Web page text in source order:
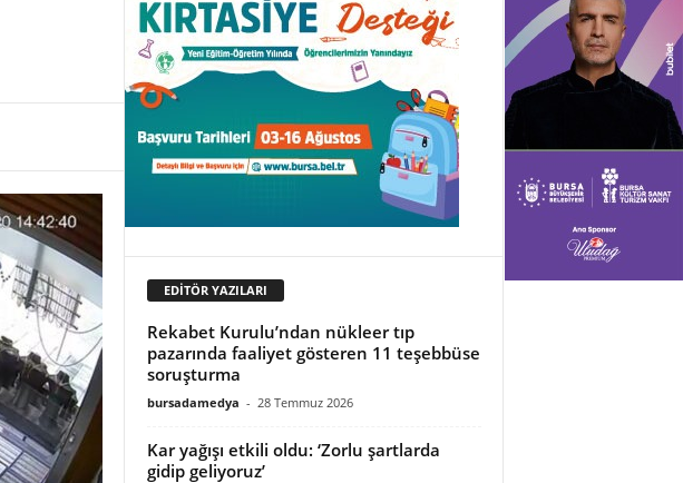
EDİTÖR YAZILARI
Rekabet Kurulu’ndan nükleer tıp
pazarında faaliyet gösteren 11 teşebbüse
soruşturma
bursadamedya - 28 Temmuz 2026
Kar yağışı etkili oldu: ‘Zorlu şartlarda
gidip geliyoruz’